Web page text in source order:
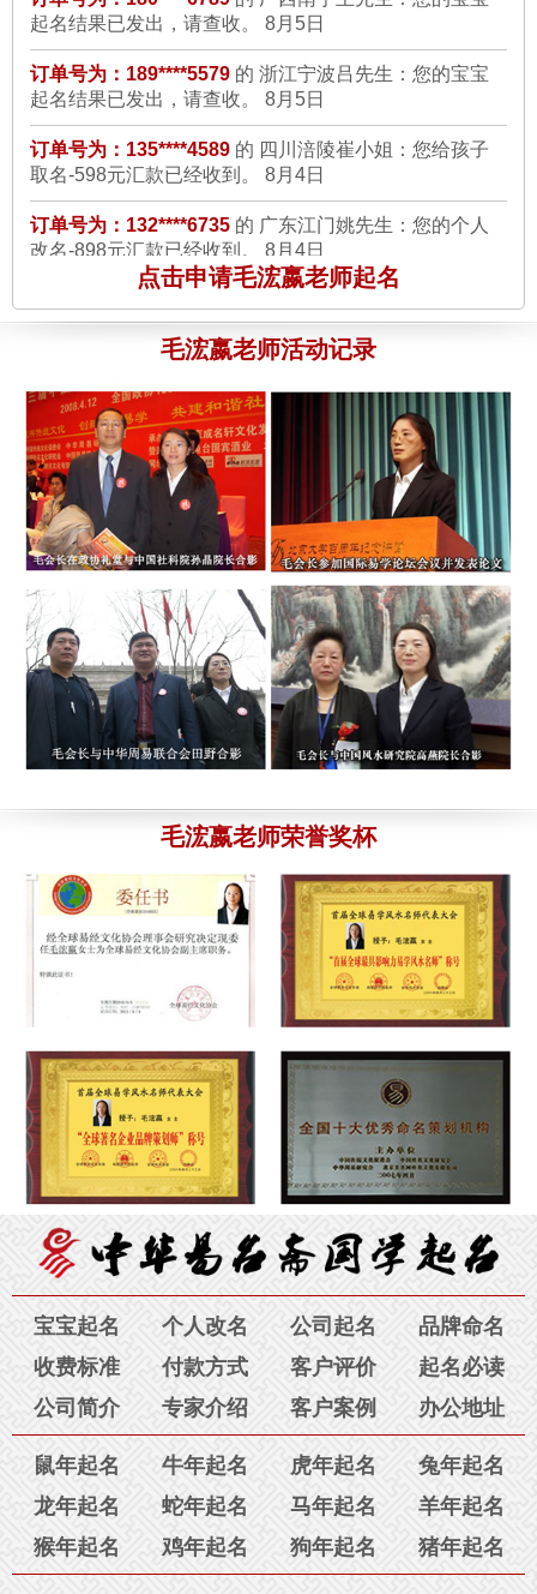
美好,而且在网上打分都有97分，真的很谢谢毛老师，我日后一定
介绍我的客户给你们公司8月5日
担心的，因为毕竟网上的骗子网站很多，但是看到贵公司是支付
宝商家的诚信认证商家后，并且可以先将钱付到支付宝公司，我
就选择了贵公司最好的一款服务，A4的，1498啊，当时家人都
是很反对的，但是毛老师给我起的10个名字，我和我家人看到后
都非常的满意，名字也非常的吉祥好听，大气，还有详细的起名
字是要用一辈子的。真的很感谢毛老师。8月5日
订单号为：138****2237 的 何先生：
楼上的，我和你一样，刚开
始也很怀疑能否起得名字让我们满意，所以我开始选的是598
的，毛老师来起的，第一次感觉不是很满意，在和毛老师电话沟
通后，他帮我重新起了8个名字，还比较满意的。再次感谢毛老
师，和中华易名斋的团队。8月5日
订单号为：135****8301 的 高女士：其实刚开始我是非常担心
的，毕竟是网络上的交易，我选择的是毛老师亲自起名的898元
的套餐，3天后，毛老师给我的取名结果和资料还是非常满意
的。下次介绍客户给你的。 8月4日
订单号为：177****6524 的 晓红：
您大气、真诚、热情、为客户
一颗灰心丧气的心。我发自内向的向您道一声 ：谢谢！您辛苦
订单号为：156****5687 的 于先生： 感谢中华易名斋取名网毛老
师，所取的名字家人很满意，我们研究选定；于卓含，小名；珍
8月4日
订单号为：189****6527 的 刘英：虽说大恩不言谢，可我还想
说，感谢您毛老师！我跟老公在广州本地找了四家起名公司，花
了几千元钱都没有取到满意的好名字，在您这里支付了区区980
元就已经为孩子取到了喜欢的名字。令我们感动的是，我们南北
两地不在一座城市，沟通都是通过电话，邮件，视频讲解含义。
毛老师您的认真，您的专业知识，真诚、耐心和对我们家长的包
容与理解令我们感动，特别是几次已经很晚了，您却不厌其烦的
为我们解答问题，为我讲解名字寓意，让我非常满意。感谢您真
诚善良的心。您就是人们常说的三善女子“善良、善思、善解人
平安！感谢您——孩子的母亲。
8月3日
刚开始也是在别的网站上起名字，但是名字取的不好听，含义不
好。看到贵站的毛老师，经过沟通还是觉得有信心，毛老师第一
次起的名字家里人意见不太统一，然后毛老师又给了第二次的结
果，经过协商，总算选到合适的好名字了，心里的石头终于落下
订单号为：189****5579的 浙江宁波吕先生：您的宝宝
订单号为：135****4589的 四川涪陵崔小姐：您给孩子
订单号为：132****6735的 广东江门姚先生：您的个人
订单号为：138****5567的 江苏苏州林先生：您的孩子
改名-898元汇款已经收到。8月4日
订单号为：136****5568的 陕西榆林石先生：你的公司
起名-998元汇款已经收到。8月3日
订单号为：136****2557的 辽宁大连徐先生：您的宝宝
起名结果已发出，请查收。8月3日
订单号为：180****6789
的 广西南宁王先生：您的宝宝
起名结果已发出，请查收。
8月3日
订单号为：189****5579的 浙江宁波吕先生：您的宝宝
起名结果已发出，请查收。
8月2日
订单号为：135****4589的 四川涪陵崔小姐：您给孩子
取名-598元汇款已经收到。
8月2日
订单号为：132****6735的 广东江门姚先生：您的个人
改名-898元汇款已经收到。
8月2日
改名-898元汇款已经收到。8月1日
起名-998元汇款已经收到。
8月1日
订单号为：136****2557的 辽宁大连徐先生：您的宝宝
8月1日
订单号为：180****6789
的 广西南宁王先生：您的宝宝
订单号为：189****5579的 浙江宁波吕先生：您的宝宝
起名结果已发出，请查收。
7月31日
点击申请毛浤嬴老师起名
毛浤嬴老师活动记录
毛浤嬴老师荣誉奖杯
宝宝起名 个人改名 公司起名
品牌命名
收费标准
付款方式 客户评价
起名必读
公司简介
专家介绍 客户案例 办公地址
鼠年起名 牛年起名 虎年起名
兔年起名
龙年起名
蛇年起名 马年起名
羊年起名
猴年起名
鸡年起名 狗年起名 猪年起名